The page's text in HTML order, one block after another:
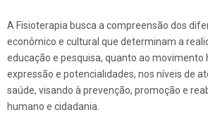
A Fisioterapia busca a compreensão dos
econômico e cultural que determinam a
educação e pesquisa, quanto ao
expressão e potencialidades, nos níveis de
saúde, visando à prevenção, promoção e
humano e cidadania.